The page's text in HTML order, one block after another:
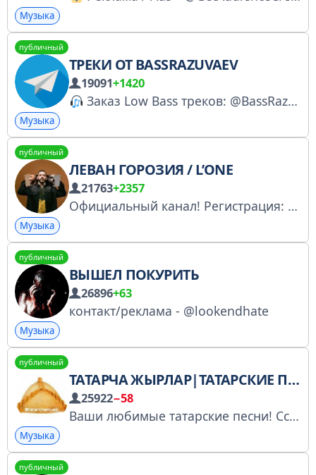
Музыка
публичный
ТРЕКИ ОТ BASSRAZUVAEV
19091+1420
Заказ Low Bass треков: @BassRazuvaev26
Музыка
публичный
ЛЕВАН ГОРОЗИЯ / L’ONE
21763+2357
Официальный канал! Регистрация: https://gosuslugi.ru/snet/67a477c8dc130259d5a6f906
Музыка
публичный
ВЫШЕЛ ПОКУРИТЬ
26896+63
контакт/реклама - @lookendhate
Музыка
публичный
ТАТАРЧА ЖЫРЛАР|ТАТАРСКИЕ ПЕСНИ
25922−58
Ваши любимые татарские песни! Ссылка для приглашения ваших друзей @tatarchamusic Хотите чтобы мы загрузили вашу песню? По вопросам и предложениям пишите @pepya
Музыка
публичный